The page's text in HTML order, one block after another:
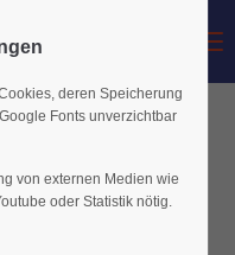
leider nicht.
leider nicht.
leider nicht.
deren Speicherung
Fonts unverzichtbar
von externen Medien wie
oder Statistik nötig.